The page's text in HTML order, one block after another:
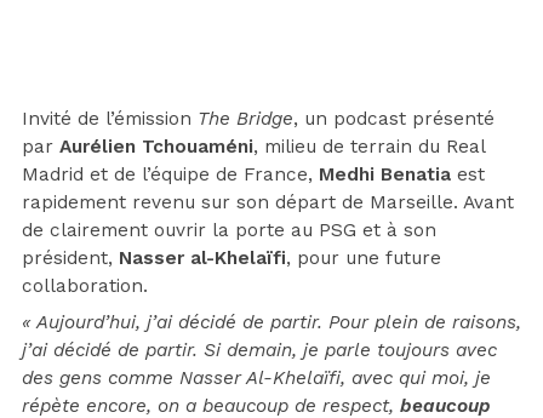
Invité de l’émission The Bridge, un podcast présenté
par Aurélien Tchouaméni, milieu de terrain du Real
Madrid et de l’équipe de France, Medhi Benatia est
rapidement revenu sur son départ de Marseille. Avant
de clairement ouvrir la porte au PSG et à son
président, Nasser al-Khelaïfi, pour une future
collaboration.
« Aujourd’hui, j’ai décidé de partir. Pour plein de raisons,
j’ai décidé de partir. Si demain, je parle toujours avec
des gens comme Nasser Al-Khelaïfi, avec qui moi, je
répète encore, on a beaucoup de respect, beaucoup